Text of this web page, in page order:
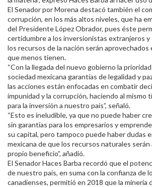
El Senador por Morena destacó también el
corrupción, en los más altos niveles, que ha
del Presidente López Obrador, pues éste
certidumbre a los inversionistas extranjeros y
los recursos de la nación serán aprovechados
que menos tienen.
“Con la llegada del nuevo gobierno la
sociedad mexicana garantías de legalidad y
las acciones están enfocadas en combatir
impunidad y la corrupción, haciendo al mismo
para la inversión a nuestro país”, señaló.
“Esto es ineludible, ya que no puede haber
sin garantías para los empresarios y
su capital, pero tampoco puede haber dudas
mexicana de que los recursos naturales
propio beneficio”, añadió.
El Senador Haces Barba recordó que el
de nuestro país, en suma con la confianza de
canadienses, permitió en 2018 que la minería